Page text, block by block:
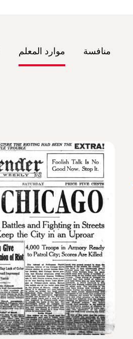
منافسة موارد المعلم